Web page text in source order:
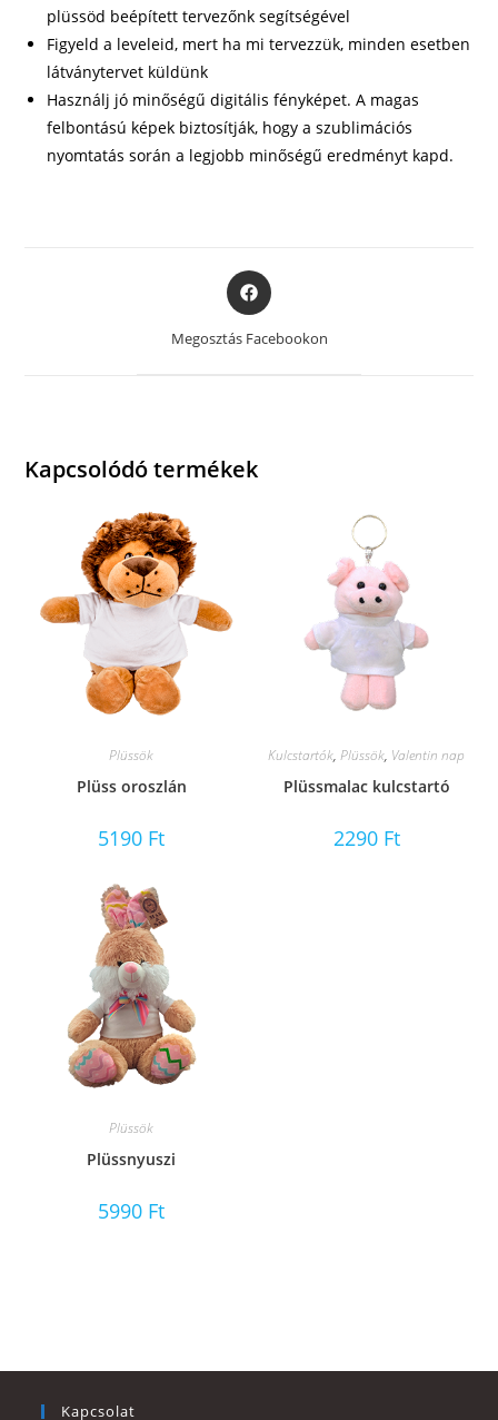
plüssöd beépített tervezőnk segítségével
Figyeld a leveleid, mert ha mi tervezzük, minden esetben
látványtervet küldünk
Használj jó minőségű digitális fényképet. A magas
felbontású képek biztosítják, hogy a szublimációs
nyomtatás során a legjobb minőségű eredményt kapd.
Opens
in
new
Megosztás Facebookon
Kapcsolódó termékek
Plüssök
Plüss oroszlán
5190 Ft
Kulcstartók,Plüssök, Valentin nap
Plüssmalac kulcstartó
2290 Ft
Plüssök
Plüssnyuszi
5990 Ft
Kapcsolat